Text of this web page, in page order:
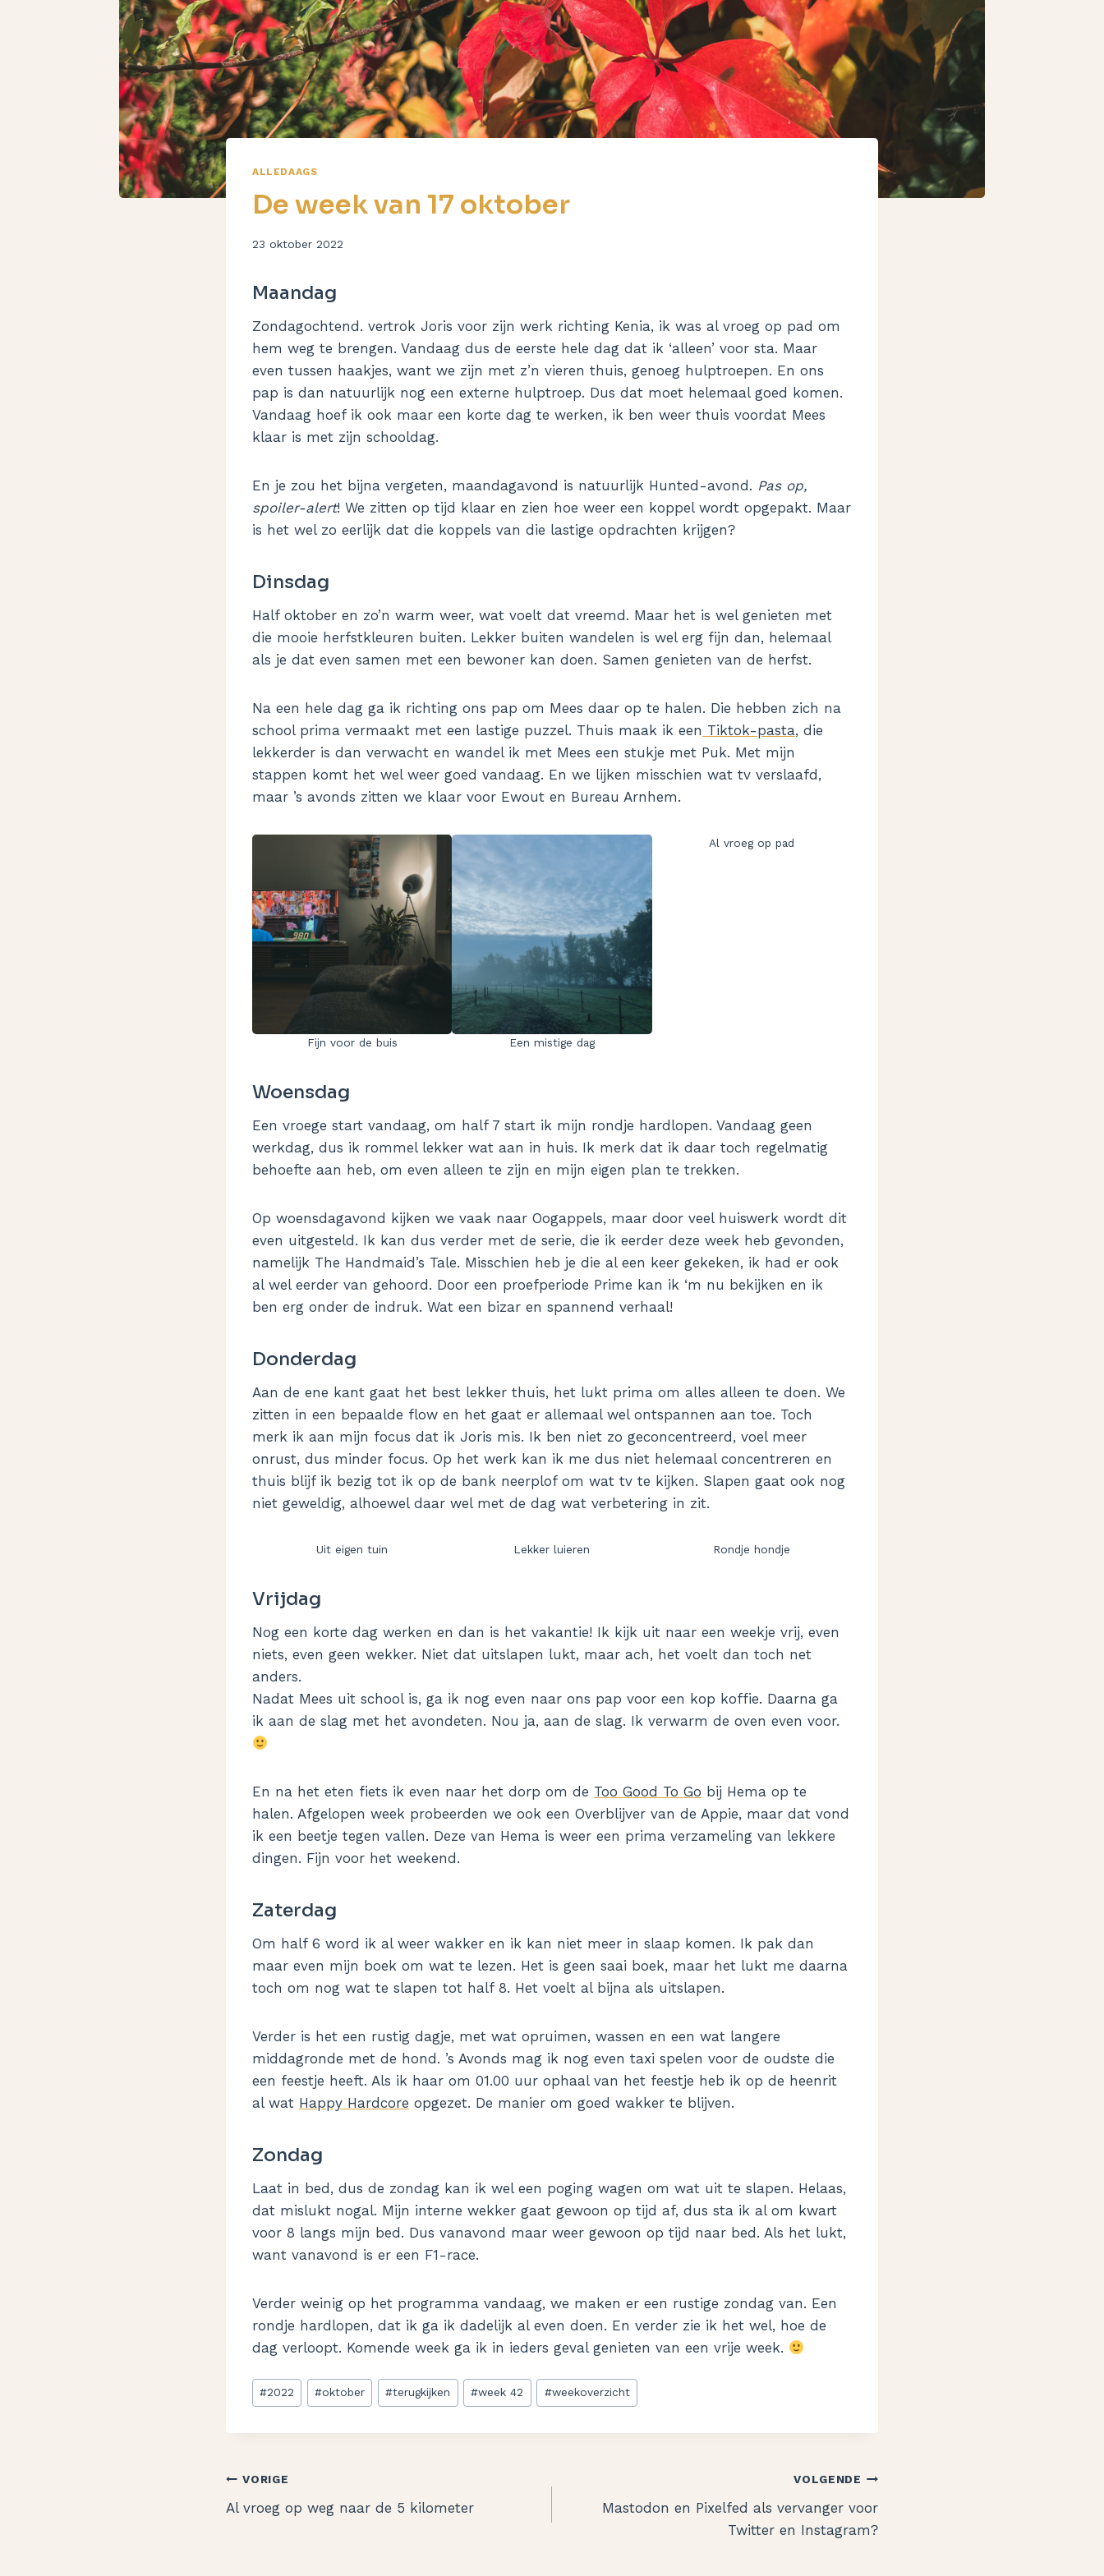
ALLEDAAGS
De week van 17 oktober
Door
23 oktober 2022
Maandag
Zondagochtend. vertrok Joris voor zijn werk richting Kenia, ik was al vroeg op pad om
hem weg te brengen. Vandaag dus de eerste hele dag dat ik ‘alleen’ voor sta. Maar
even tussen haakjes, want we zijn met z’n vieren thuis, genoeg hulptroepen. En ons
pap is dan natuurlijk nog een externe hulptroep. Dus dat moet helemaal goed komen.
Vandaag hoef ik ook maar een korte dag te werken, ik ben weer thuis voordat Mees
klaar is met zijn schooldag.
En je zou het bijna vergeten, maandagavond is natuurlijk Hunted-avond. Pas op,
spoiler-alert! We zitten op tijd klaar en zien hoe weer een koppel wordt opgepakt. Maar
is het wel zo eerlijk dat die koppels van die lastige opdrachten krijgen?
Dinsdag
Half oktober en zo’n warm weer, wat voelt dat vreemd. Maar het is wel genieten met
die mooie herfstkleuren buiten. Lekker buiten wandelen is wel erg fijn dan, helemaal
als je dat even samen met een bewoner kan doen. Samen genieten van de herfst.
Na een hele dag ga ik richting ons pap om Mees daar op te halen. Die hebben zich na
school prima vermaakt met een lastige puzzel. Thuis maak ik een Tiktok-pasta, die
lekkerder is dan verwacht en wandel ik met Mees een stukje met Puk. Met mijn
stappen komt het wel weer goed vandaag. En we lijken misschien wat tv verslaafd,
maar ’s avonds zitten we klaar voor Ewout en Bureau Arnhem.
Fijn voor de buis Een mistige dag
Al vroeg op pad
Woensdag
Een vroege start vandaag, om half 7 start ik mijn rondje hardlopen. Vandaag geen
werkdag, dus ik rommel lekker wat aan in huis. Ik merk dat ik daar toch regelmatig
behoefte aan heb, om even alleen te zijn en mijn eigen plan te trekken.
Op woensdagavond kijken we vaak naar Oogappels, maar door veel huiswerk wordt dit
even uitgesteld. Ik kan dus verder met de serie, die ik eerder deze week heb gevonden,
namelijk The Handmaid’s Tale. Misschien heb je die al een keer gekeken, ik had er ook
al wel eerder van gehoord. Door een proefperiode Prime kan ik ‘m nu bekijken en ik
ben erg onder de indruk. Wat een bizar en spannend verhaal!
Donderdag
Aan de ene kant gaat het best lekker thuis, het lukt prima om alles alleen te doen. We
zitten in een bepaalde flow en het gaat er allemaal wel ontspannen aan toe. Toch
merk ik aan mijn focus dat ik Joris mis. Ik ben niet zo geconcentreerd, voel meer
onrust, dus minder focus. Op het werk kan ik me dus niet helemaal concentreren en
thuis blijf ik bezig tot ik op de bank neerplof om wat tv te kijken. Slapen gaat ook nog
niet geweldig, alhoewel daar wel met de dag wat verbetering in zit.
Uit eigen tuin Lekker luieren Rondje hondje
Vrijdag
Nog een korte dag werken en dan is het vakantie! Ik kijk uit naar een weekje vrij, even
niets, even geen wekker. Niet dat uitslapen lukt, maar ach, het voelt dan toch net
anders.
Nadat Mees uit school is, ga ik nog even naar ons pap voor een kop koffie. Daarna ga
ik aan de slag met het avondeten. Nou ja, aan de slag. Ik verwarm de oven even voor.
En na het eten fiets ik even naar het dorp om de Too Good To Go bij Hema op te
halen. Afgelopen week probeerden we ook een Overblijver van de Appie, maar dat vond
ik een beetje tegen vallen. Deze van Hema is weer een prima verzameling van lekkere
dingen. Fijn voor het weekend.
Zaterdag
Om half 6 word ik al weer wakker en ik kan niet meer in slaap komen. Ik pak dan
maar even mijn boek om wat te lezen. Het is geen saai boek, maar het lukt me daarna
toch om nog wat te slapen tot half 8. Het voelt al bijna als uitslapen.
Verder is het een rustig dagje, met wat opruimen, wassen en een wat langere
middagronde met de hond. ’s Avonds mag ik nog even taxi spelen voor de oudste die
een feestje heeft. Als ik haar om 01.00 uur ophaal van het feestje heb ik op de heenrit
al wat Happy Hardcore opgezet. De manier om goed wakker te blijven.
Zondag
Laat in bed, dus de zondag kan ik wel een poging wagen om wat uit te slapen. Helaas,
dat mislukt nogal. Mijn interne wekker gaat gewoon op tijd af, dus sta ik al om kwart
voor 8 langs mijn bed. Dus vanavond maar weer gewoon op tijd naar bed. Als het lukt,
want vanavond is er een F1-race.
Verder weinig op het programma vandaag, we maken er een rustige zondag van. Een
rondje hardlopen, dat ik ga ik dadelijk al even doen. En verder zie ik het wel, hoe de
dag verloopt. Komende week ga ik in ieders geval genieten van een vrije week.
Bericht
tags:
#2022 #oktober #terugkijken #week 42 #weekoverzicht
Bericht
navigatie
VORIGE
Al vroeg op weg naar de 5 kilometer
VOLGENDE
Mastodon en Pixelfed als vervanger voor
Twitter en Instagram?